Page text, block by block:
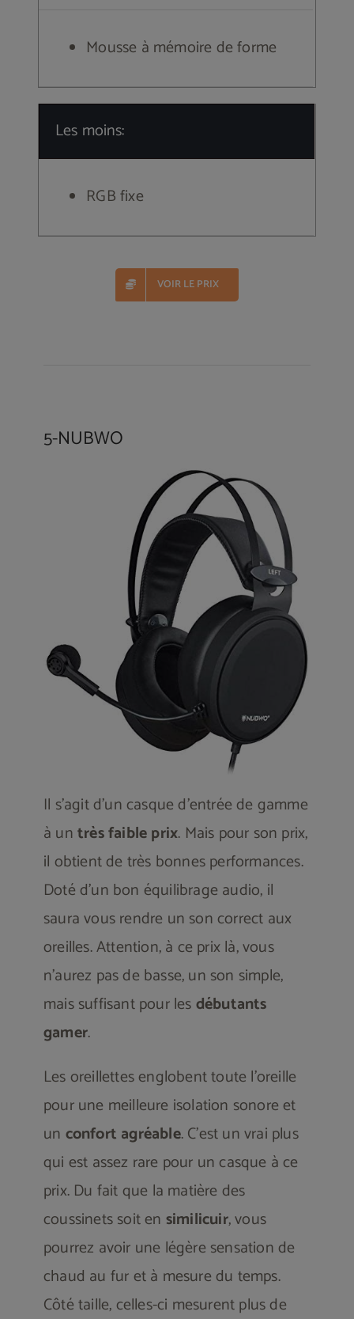
Mousse à mémoire de forme
Les moins:
RGB fixe
VOIR LE PRIX
5-NUBWO
Il s’agit d’un casque d’entrée de gamme
à untrès faible prix. Mais pour son prix,
il obtient de très bonnes performances.
Doté d’un bon équilibrage audio, il
saura vous rendre un son correct aux
oreilles. Attention, à ce prix là, vous
n’aurez pas de basse, un son simple,
mais suffisant pour lesdébutants
gamer.
Les oreillettes englobent toute l’oreille
pour une meilleure isolation sonore et
un confort agréable. C’est un vrai plus
qui est assez rare pour un casque à ce
prix. Du fait que la matière des
coussinets soit en similicuir, vous
pourrez avoir une légère sensation de
chaud au fur et à mesure du temps.
Côté taille, celles-ci mesurent plus de